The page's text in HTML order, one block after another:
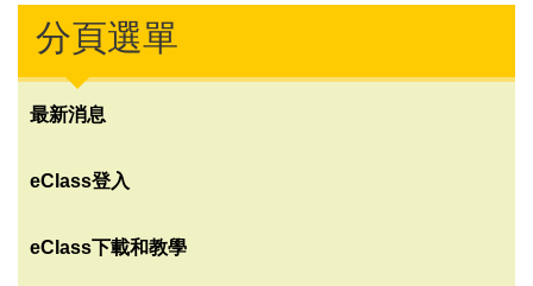
分頁選單
最新消息
eClass登入
eClass下載和教學